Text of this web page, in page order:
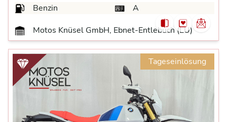
Benzin
A
Motos Knüsel GmbH, Ebnet-Entlebuch (LU)
Tageseinlösung